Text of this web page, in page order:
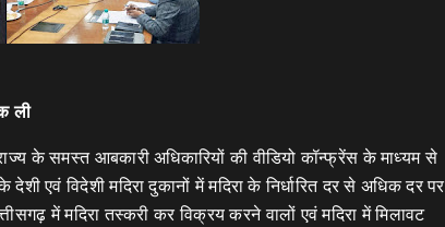
ली
के समस्त आबकारी अधिकारियों की वीडियो कॉन्फ्रेंस के माध्यम से
एवं विदेशी मदिरा दुकानों में मदिरा के निर्धारित दर से अधिक दर पर
में मदिरा तस्करी कर विक्रय करने वालों एवं मदिरा में मिलावट